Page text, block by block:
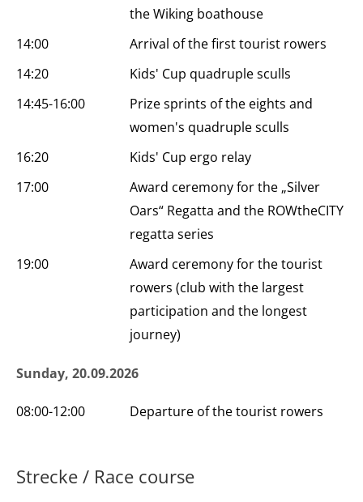
the Wiking boathouse
14:00
Arrival of the first tourist rowers
14:20
Kids' Cup quadruple sculls
14:45-16:00
Prize sprints of the eights and
women's quadruple sculls
16:20
Kids' Cup ergo relay
17:00
Award ceremony for the „Silver
Oars“ Regatta and the ROWtheCITY
regatta series
19:00
Award ceremony for the tourist
rowers (club with the largest
participation and the longest
journey)
Sunday, 20.09.2026
08:00-12:00 Departure of the tourist rowers
Strecke / Race course